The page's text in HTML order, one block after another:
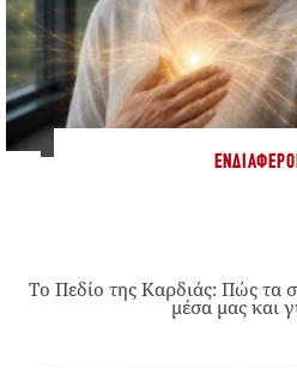
Το Πεδίο της Καρδιάς: Πώς τα
μέσα μας και